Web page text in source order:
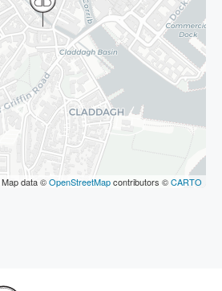
Map data ©OpenStreetMapcontributors ©CARTO